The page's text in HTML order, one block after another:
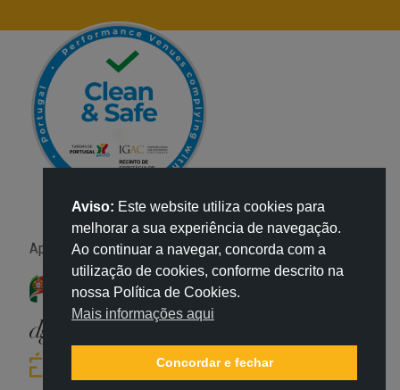
Apoio:
Aviso: Este website utiliza cookies para
melhorar a sua experiência de navegação.
Ao continuar a navegar, concorda com a
utilização de cookies, conforme descrito na
nossa Política de Cookies.
Mais informações aqui
Concordar e fechar